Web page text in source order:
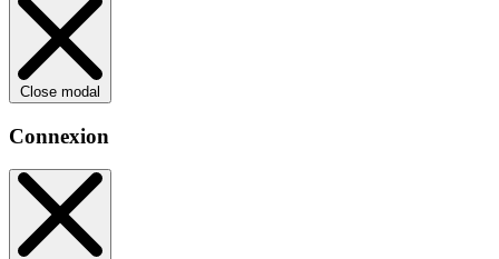
Close modal
Connexion